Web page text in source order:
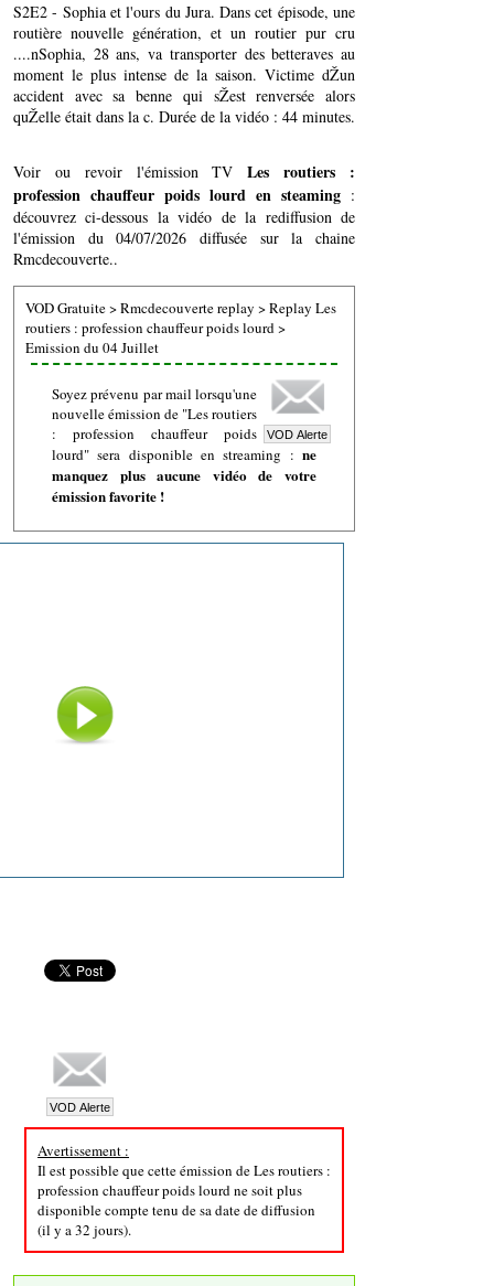
S2E2 - Sophia et l'ours du Jura. Dans cet épisode, une
routière nouvelle génération, et un routier pur cru
....nSophia, 28 ans, va transporter des betteraves au
moment le plus intense de la saison. Victime dŽun
accident avec sa benne qui sŽest renversée alors
quŽelle était dans la c. Durée de la vidéo : 44 minutes.
Voir ou revoir l'émission TVLes routiers :
profession chauffeur poids lourd en steaming :
découvrez ci-dessous la vidéo de la rediffusion de
l'émission du 04/07/2026 diffusée sur la chaine
Rmcdecouverte..
VOD Gratuite>Rmcdecouverte replay >Replay Les
routiers : profession chauffeur poids lourd>
Emission du 04 Juillet
Soyez prévenu par mail lorsqu'une
nouvelle émission de "Les routiers
: profession chauffeur poids
lourd" sera disponible en streaming : ne
manquez plus aucune vidéo de votre
émission favorite !
Avertissement :
Il est possible que cette émission de Les routiers :
profession chauffeur poids lourd ne soit plus
disponible compte tenu de sa date de diffusion
(il y a 32 jours).